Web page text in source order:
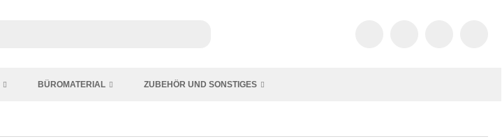
BÜROMATERIAL ZUBEHÖR UND SONSTIGES